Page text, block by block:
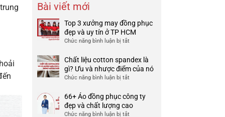
Bài viết mới
Top 3 xưởng may đồng phục
đẹp và uy tín ở TP HCM
Chức năng bình luận bị tắtở
3
xưởng
đẹp
và
Chất liệu cotton spandex là
gì? Ưu và nhược điểm của nó
Chức năng bình luận bị tắtở
liệu
cotton
66+ Áo đồng phục công ty
đẹp và chất lượng cao
Chức năng bình luận bị tắtở